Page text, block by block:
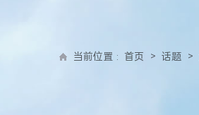
当前位置 : 首页 > 话题 >